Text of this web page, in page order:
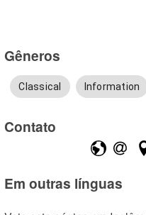
Gêneros
Classical Information
Contato
Em outras línguas